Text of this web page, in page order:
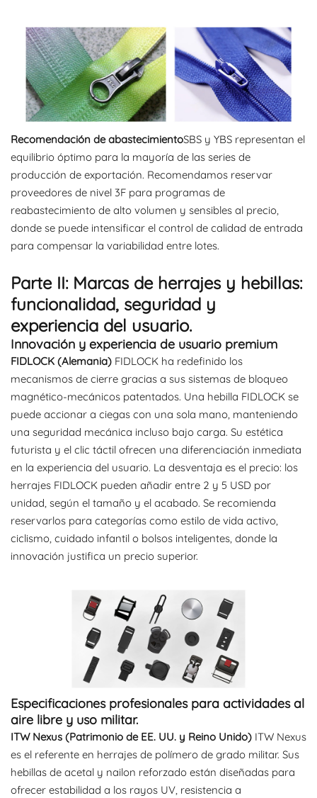
Recomendación de abastecimientoSBS y YBS representan el
equilibrio óptimo para la mayoría de las series de
producción de exportación. Recomendamos reservar
proveedores de nivel 3F para programas de
reabastecimiento de alto volumen y sensibles al precio,
donde se puede intensificar el control de calidad de entrada
para compensar la variabilidad entre lotes.
Parte II: Marcas de herrajes y hebillas:
funcionalidad, seguridad y
experiencia del usuario.
Innovación y experiencia de usuario premium
FIDLOCK (Alemania) FIDLOCK ha redefinido los
mecanismos de cierre gracias a sus sistemas de bloqueo
magnético-mecánicos patentados. Una hebilla FIDLOCK se
puede accionar a ciegas con una sola mano, manteniendo
una seguridad mecánica incluso bajo carga. Su estética
futurista y el clic táctil ofrecen una diferenciación inmediata
en la experiencia del usuario. La desventaja es el precio: los
herrajes FIDLOCK pueden añadir entre 2 y 5 USD por
unidad, según el tamaño y el acabado. Se recomienda
reservarlos para categorías como estilo de vida activo,
ciclismo, cuidado infantil o bolsos inteligentes, donde la
innovación justifica un precio superior.
Especificaciones profesionales para actividades al
aire libre y uso militar.
ITW Nexus (Patrimonio de EE. UU. y Reino Unido) ITW Nexus
es el referente en herrajes de polímero de grado militar. Sus
hebillas de acetal y nailon reforzado están diseñadas para
ofrecer estabilidad a los rayos UV, resistencia a